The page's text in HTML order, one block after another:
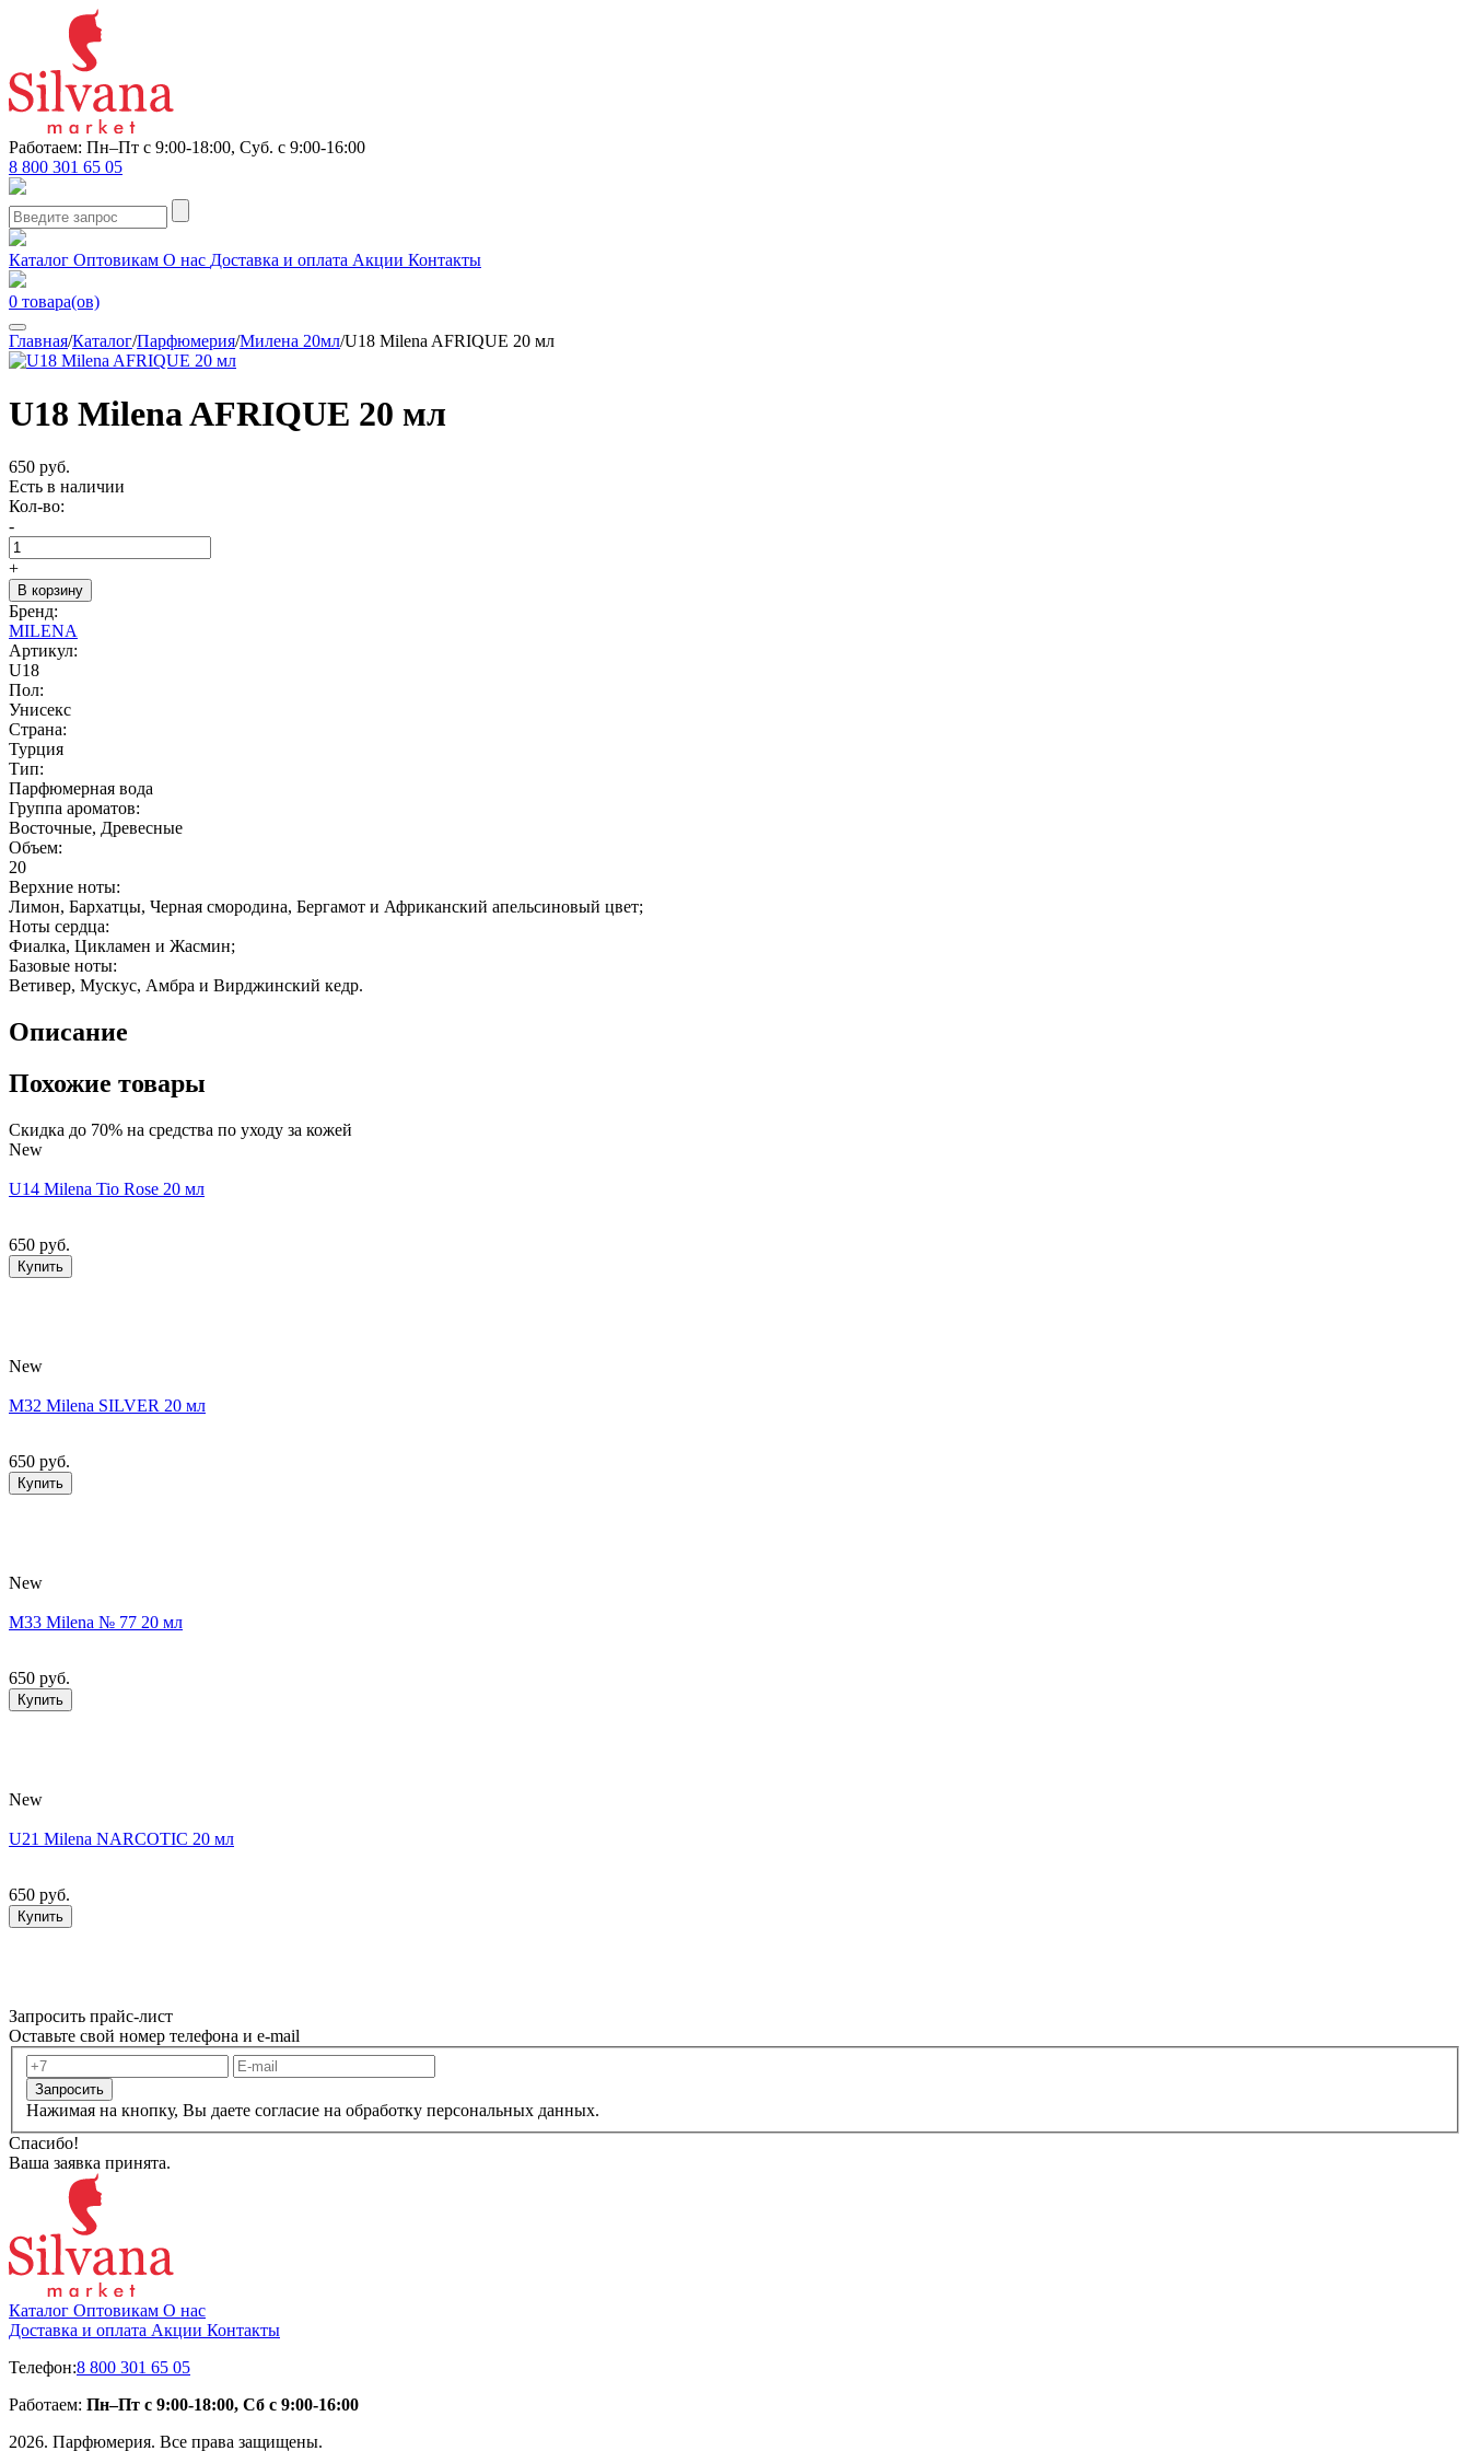
Работаем: Пн–Пт с 9:00-18:00, Суб. с 9:00-16:00
8 800 301 65 05
Каталог Оптовикам О нас Доставка и оплата Акции Контакты
0 товара(ов)
Главная/Каталог/Парфюмерия/Милена 20мл/U18 Milena AFRIQUE 20 мл
U18 Milena AFRIQUE 20 мл
650 руб.
Есть в наличии
Кол-во:
-
+
В корзину
Бренд:
MILENA
Артикул:
U18
Пол:
Унисекс
Страна:
Турция
Тип:
Парфюмерная вода
Группа ароматов:
Восточные, Древесные
Объем:
20
Верхние ноты:
Лимон, Бархатцы, Черная смородина, Бергамот и Африканский апельсиновый цвет;
Ноты сердца:
Фиалка, Цикламен и Жасмин;
Базовые ноты:
Ветивер, Мускус, Амбра и Вирджинский кедр.
Описание
Похожие товары
Скидка до 70% на средства по уходу за кожей
New
U14 Milena Tio Rose 20 мл
650 руб.
Купить
New
M32 Milena SILVER 20 мл
650 руб.
Купить
New
M33 Milena № 77 20 мл
650 руб.
Купить
New
U21 Milena NARCOTIC 20 мл
650 руб.
Купить
Запросить прайс-лист
Оставьте свой номер телефона и e-mail
Запросить
Нажимая на кнопку, Вы даете согласие на обработку персональных данных.
Спасибо!
Ваша заявка принята.
Каталог Оптовикам О нас
Доставка и оплата Акции Контакты
Телефон:8 800 301 65 05
Работаем: Пн–Пт с 9:00-18:00, Сб с 9:00-16:00
2026. Парфюмерия. Все права защищены.